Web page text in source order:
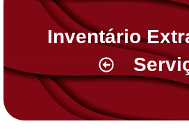
Inventário